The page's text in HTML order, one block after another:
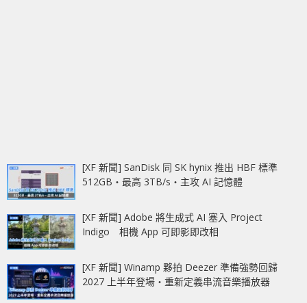
[XF 新聞] SanDisk 同 SK hynix 推出 HBF 標準
512GB‧最高 3TB/s‧主攻 AI 記憶體
[XF 新聞] Adobe 將生成式 AI 塞入 Project
Indigo 相機 App 可即影即改相
[XF 新聞] Winamp 夥拍 Deezer 準備強勢回歸
2027 上半年登場‧重新定義串流音樂播放器